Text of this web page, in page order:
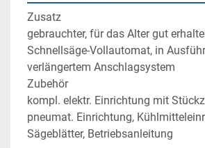
Zusatz
gebrauchter, für das Alter gut
Schnellsäge-Vollautomat, in
verlängertem Anschlagsystem
Zubehör
kompl. elektr. Einrichtung mit
pneumat. Einrichtung,
Sägeblätter, Betriebsanleitung